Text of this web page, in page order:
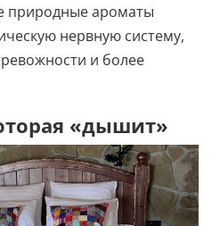
природные ароматы
нервную систему,
и более
«дышит»